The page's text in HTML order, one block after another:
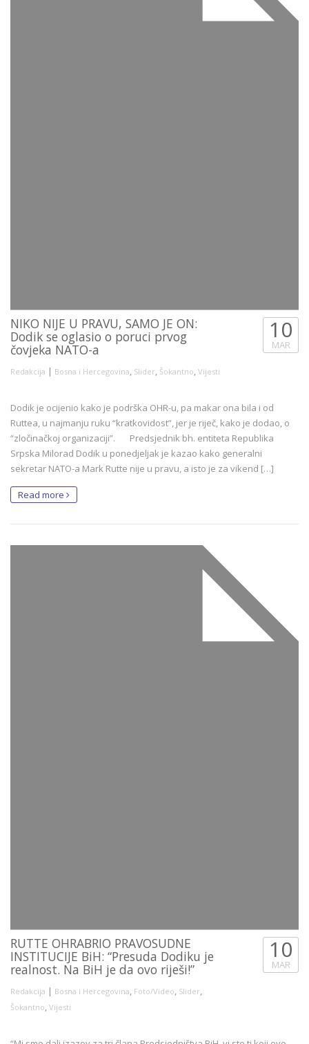
NIKO NIJE U PRAVU, SAMO JE ON:
Dodik se oglasio o poruci prvog
čovjeka NATO-a
Redakcija | Bosna i Hercegovina, Slider, Šokantno, Vijesti
10
MAR
Dodik je ocijenio kako je podrška OHR-u, pa makar ona bila i od
Ruttea, u najmanju ruku “kratkovidost”, jer je riječ, kako je dodao, o
“zločinačkoj organizaciji”. Predsjednik bh. entiteta Republika
Srpska Milorad Dodik u ponedjeljak je kazao kako generalni
sekretar NATO-a Mark Rutte nije u pravu, a isto je za vikend […]
Read more
RUTTE OHRABRIO PRAVOSUDNE
INSTITUCIJE BiH: “Presuda Dodiku je
realnost. Na BiH je da ovo riješi!”
Redakcija | Bosna i Hercegovina, Foto/Video, Slider,
Šokantno, Vijesti
10
MAR